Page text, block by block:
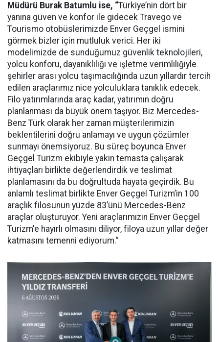
Müdürü Burak Batumlu ise, “Türkiye’nin dört bir
yanına güven ve konfor ile gidecek Travego ve
Tourismo otobüslerimizde Enver Geçgel ismini
görmek bizler için mutluluk verici. Her iki
modelimizde de sunduğumuz güvenlik teknolojileri,
yolcu konforu, dayanıklılığı ve işletme verimliliğiyle
şehirler arası yolcu taşımacılığında uzun yıllardır tercih
edilen araçlarımız nice yolculuklara tanıklık edecek.
Filo yatırımlarında araç kadar, yatırımın doğru
planlanması da büyük önem taşıyor. Biz Mercedes-
Benz Türk olarak her zaman müşterilerimizin
beklentilerini doğru anlamayı ve uygun çözümler
sunmayı önemsiyoruz. Bu süreç boyunca Enver
Geçgel Turizm ekibiyle yakın temasta çalışarak
ihtiyaçları birlikte değerlendirdik ve teslimat
planlamasını da bu doğrultuda hayata geçirdik. Bu
anlamlı teslimat birlikte Enver Geçgel Turizm’in 100
araçlık filosunun yüzde 83’ünü Mercedes-Benz
araçlar oluşturuyor. Yeni araçlarımızın Enver Geçgel
Turizm'e hayırlı olmasını diliyor, filoya uzun yıllar değer
katmasını temenni ediyorum.”